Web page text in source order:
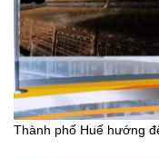
Thành phố Huế hướng